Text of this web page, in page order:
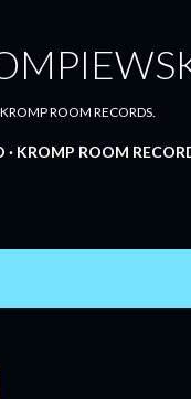
ROOM RECORDS.
KROMP ROOM